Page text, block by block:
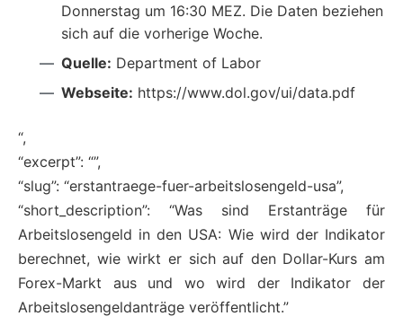
Donnerstag um 16:30 MEZ. Die Daten beziehen
sich auf die vorherige Woche.
Quelle: Department of Labor
Webseite: https://www.dol.gov/ui/data.pdf
“,
“excerpt”: “”,
“slug”: “erstantraege-fuer-arbeitslosengeld-usa”,
“short_description”: “Was sind Erstanträge für
Arbeitslosengeld in den USA: Wie wird der Indikator
berechnet, wie wirkt er sich auf den Dollar-Kurs am
Forex-Markt aus und wo wird der Indikator der
Arbeitslosengeldanträge veröffentlicht.”